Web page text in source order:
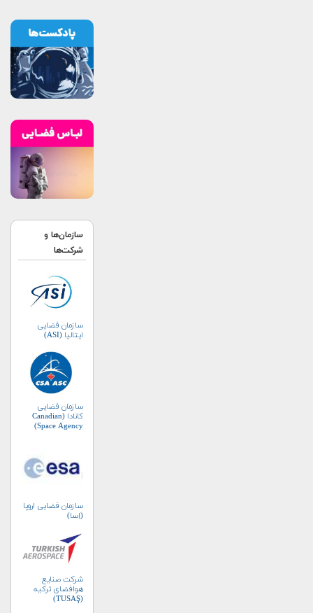
سازمان‌ها و
شرکت‌ها
سازمان فضایی
ایتالیا (ASI)
سازمان فضایی
کانادا (Canadian
Space Agency)
سازمان فضایی اروپا
(اِسا)
شرکت صنایع
هوافضای ترکیه
(TUSAŞ)